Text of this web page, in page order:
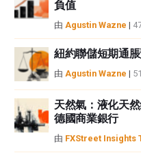
負值
由 Agustin Wazne |
紐約聯儲短期通
由 Agustin Wazne |
天然氣：液化天
德國商業銀行
由 FXStreet Insights